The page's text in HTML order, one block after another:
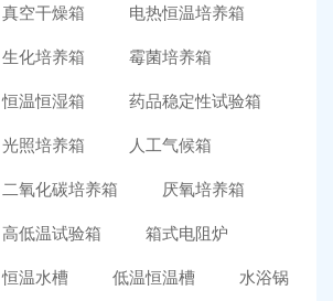
真空干燥箱 电热恒温培养箱
生化培养箱 霉菌培养箱
恒温恒湿箱 药品稳定性试验箱
光照培养箱 人工气候箱
二氧化碳培养箱 厌氧培养箱
高低温试验箱 箱式电阻炉
恒温水槽 低温恒温槽 水浴锅